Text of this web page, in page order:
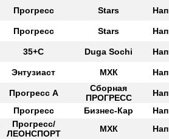
Прогресс Stars Нап
Прогресс Stars Нап
35+С Duga Sochi Нап
Энтузиаст МХК Нап
Прогресс А
Сборная
ПРОГРЕСС
Нап
Прогресс Бизнес-Кар Нап
Прогресс/
ЛЕОНСПОРТ
МХК Нап